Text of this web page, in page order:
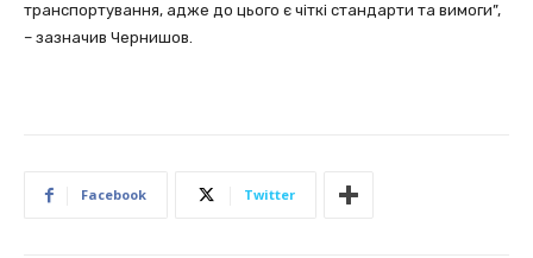
транспортування, адже до цього є чіткі стандарти та вимоги”,
– зазначив Чернишов.
Facebook Twitter